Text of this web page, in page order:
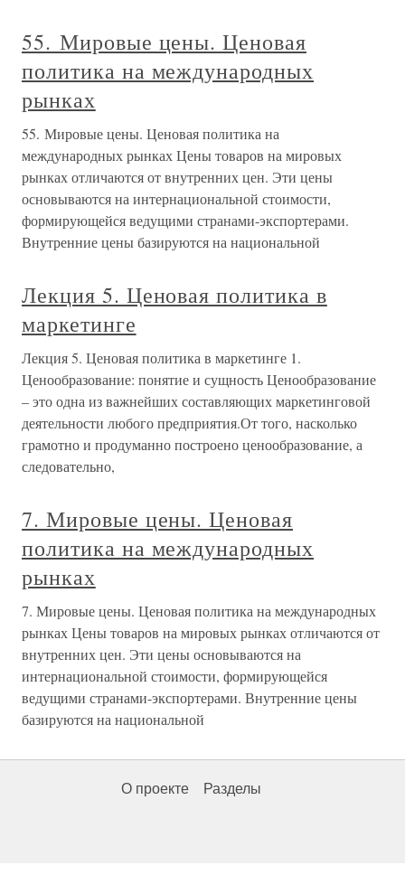
55. Мировые цены. Ценовая
политика на международных
рынках
55. Мировые цены. Ценовая политика на
международных рынках Цены товаров на мировых
рынках отличаются от внутренних цен. Эти цены
основываются на интернациональной стоимости,
формирующейся ведущими странами-экспортерами.
Внутренние цены базируются на национальной
Лекция 5. Ценовая политика в
маркетинге
Лекция 5. Ценовая политика в маркетинге 1.
Ценообразование: понятие и сущность Ценообразование
– это одна из важнейших составляющих маркетинговой
деятельности любого предприятия.От того, насколько
грамотно и продуманно построено ценообразование, а
следовательно,
7. Мировые цены. Ценовая
политика на международных
рынках
7. Мировые цены. Ценовая политика на международных
рынках Цены товаров на мировых рынках отличаются от
внутренних цен. Эти цены основываются на
интернациональной стоимости, формирующейся
ведущими странами-экспортерами. Внутренние цены
базируются на национальной
О проекте Разделы